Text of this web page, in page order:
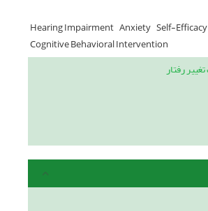
Hearing Impairment Anxiety Self-Efficacy
Cognitive Behavioral Intervention